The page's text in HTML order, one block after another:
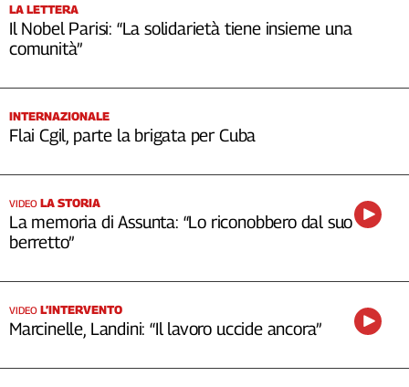
LA LETTERA
Il Nobel Parisi: “La solidarietà tiene insieme una
comunità”
INTERNAZIONALE
Flai Cgil, parte la brigata per Cuba
VIDEO LA STORIA
La memoria di Assunta: “Lo riconobbero dal suo
berretto”
VIDEO L’INTERVENTO
Marcinelle, Landini: “Il lavoro uccide ancora”